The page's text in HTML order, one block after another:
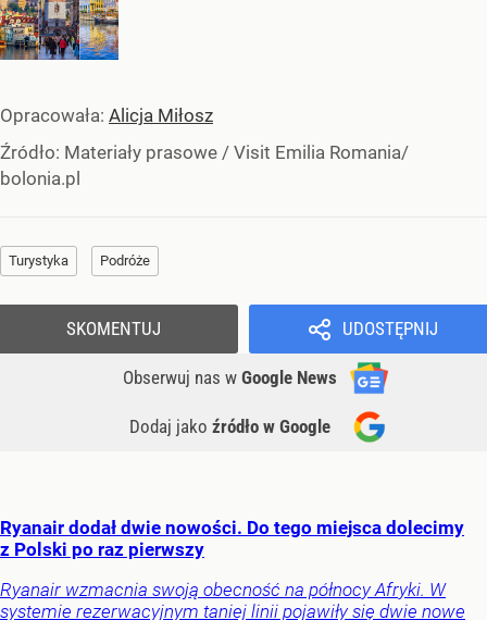
Opracowała: Alicja Miłosz
Źródło: Materiały prasowe / Visit Emilia Romania/
bolonia.pl
Turystyka Podróże
UDOSTĘPNIJ
Obserwuj nas w Google News
Dodaj jako źródło w Google
SKOMENTUJ
Ryanair dodał dwie nowości. Do tego miejsca dolecimy
z Polski po raz pierwszy
Ryanair wzmacnia swoją obecność na północy Afryki. W
systemie rezerwacyjnym taniej linii pojawiły się dwie nowe